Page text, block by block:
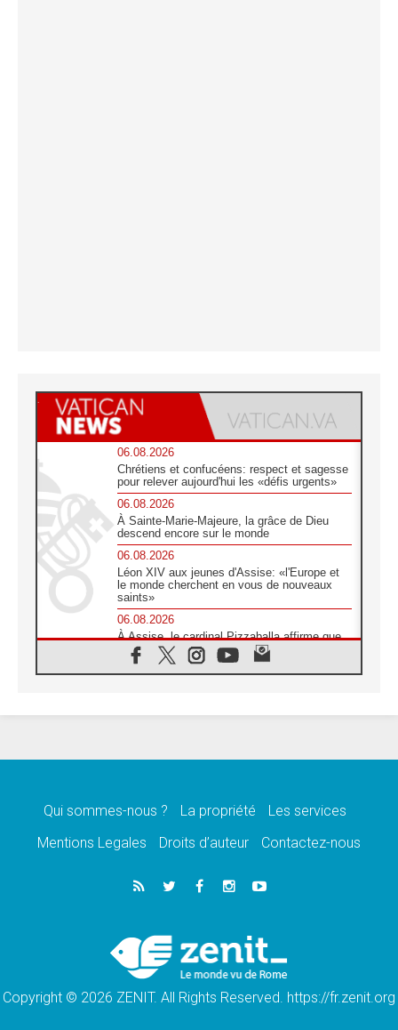
06.08.2026
Chrétiens et confucéens: respect et sagesse
pour relever aujourd'hui les «défis urgents»
06.08.2026
À Sainte-Marie-Majeure, la grâce de Dieu
descend encore sur le monde
06.08.2026
Léon XIV aux jeunes d'Assise: «l'Europe et
le monde cherchent en vous de nouveaux
saints»
06.08.2026
À Assise, le cardinal Pizzaballa affirme que
«les chrétiens veulent la paix»
06.08.2026
message de paix et de dignité humaine»
«La visite du Pape en Uruguay renforcera
05.08.2026
Le nonce en Ukraine: «Il est inquiétant
Léon XIV au Pérou, une lueur d'espoir pour
un peuple en quête de paix
Qui sommes-nous ? La propriété
Les services
Mentions Legales
Droits d’auteur Contactez-nous
Copyright © 2026 ZENIT. All Rights Reserved. https://fr.zenit.org